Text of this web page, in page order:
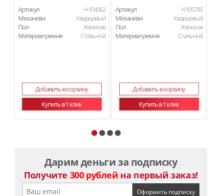
Артикул
H104562
Механизм
Кварцевый
Пол
Женские
Материал ремня
Стальной
Добавить в корзину
Купить в 1 клик
Артикул
H105785
Механизм
Кварцевый
Пол
Женские
Материал ремня
Стальной
Добавить в корзину
Купить в 1 клик
Дарим деньги за подписку
Получите 300 рублей на первый заказ!